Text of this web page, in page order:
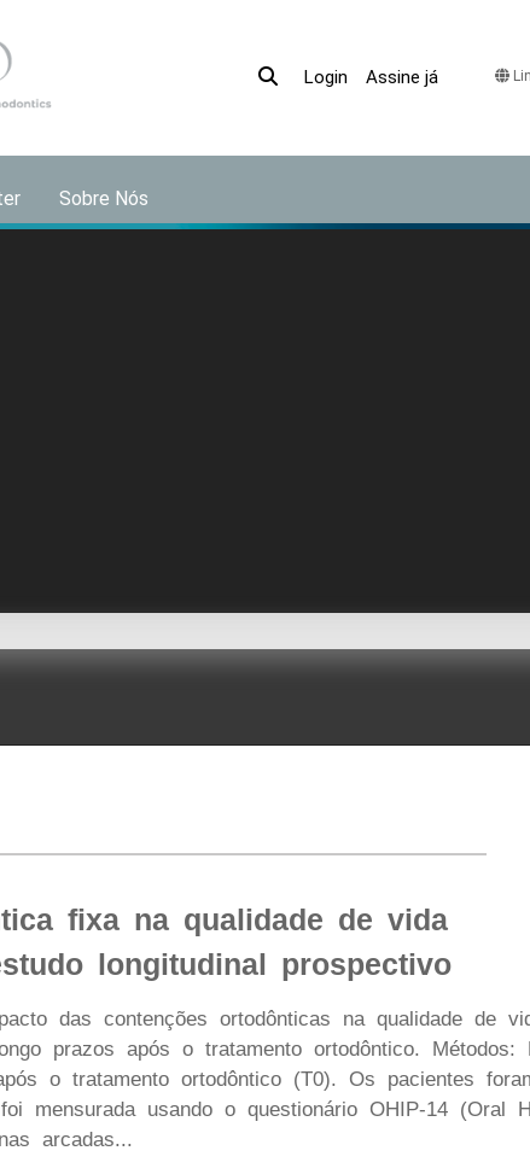
Login Assine já
Sobre Nós
fixa na qualidade de vida
longitudinal prospectivo
das contenções ortodônticas na qualidade de
prazos após o tratamento ortodôntico. Métodos:
o tratamento ortodôntico (T0). Os pacientes
mensurada usando o questionário OHIP-14 (Oral
arcadas...